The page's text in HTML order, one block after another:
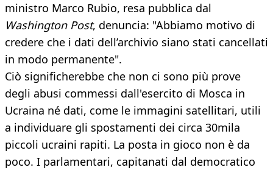
ministro Marco Rubio, resa pubblica dal
Washington Post, denuncia: "Abbiamo motivo di
credere che i dati dell’archivio siano stati cancellati
in modo permanente".
Ciò significherebbe che non ci sono più prove
degli abusi commessi dall'esercito di Mosca in
Ucraina né dati, come le immagini satellitari, utili
a individuare gli spostamenti dei circa 30mila
piccoli ucraini rapiti. La posta in gioco non è da
poco. I parlamentari, capitanati dal democratico